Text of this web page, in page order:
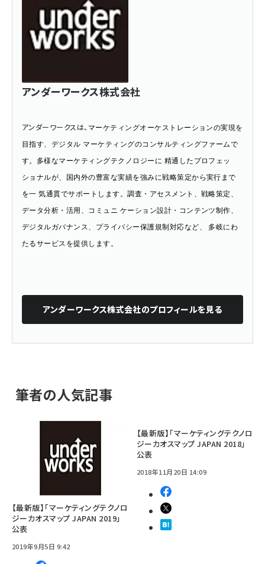
アンダーワークス株式会社
アンダーワークスは、 マーケティングオーケストレーションの実現を
目指す、デジタル マーケティングのコンサルティングファームで
す。多様なマーケティングテクノロジーに 精通したプロフェッ
ショナルが、国内外の豊富な実績を強みに戦略策定から実行まで
を一 気通貫でサポートします。調査・アセスメント、戦略策定、
データ分析・活用、コミュニ ケーション設計・コンテンツ制作、
デジタルガバナンス、プライバシー保護規制対応など、 多岐にわ
たるサービスを提供します。
アンダーワークス株式会社のプロフィールを見る
筆者の人気記事
【最新版】「マーケティングテクノロ
ジーカオスマップ JAPAN 2019」
公表
2019年9月5日 9:42
【最新版】「マーケティングテクノロ
ジーカオスマップ JAPAN 2018」
公表
2018年11月20日 14:09